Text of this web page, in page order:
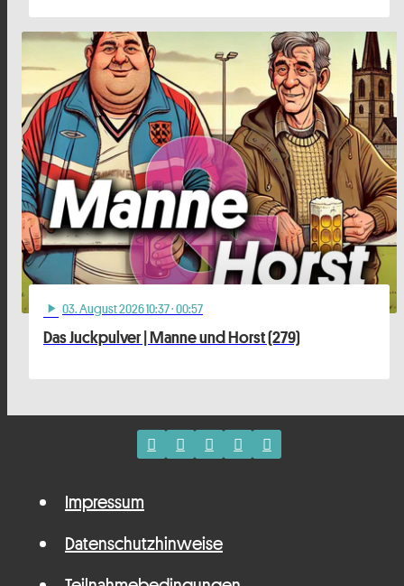
play_arrow 03. August 2026 10:37· 00:57
Das Juckpulver | Manne und Horst (279)
Impressum
Datenschutzhinweise